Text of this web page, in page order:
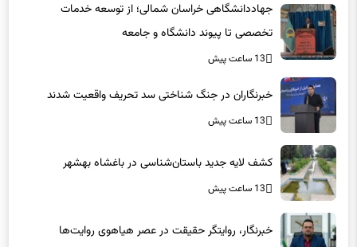
جهاددانشگاهی خراسان شمالی؛ از توسعه خدمات
تخصصی تا پیوند دانشگاه و جامعه
13 ساعت پیش
خبرنگاران در جنگ شناختی سد تحریف واقعیت شدند
13 ساعت پیش
کشف لایه جدید باستان‌شناسی در باغشاه بهشهر
13 ساعت پیش
خبرنگار، روایتگر حقیقت در عصر هیاهوی روایت‌ها